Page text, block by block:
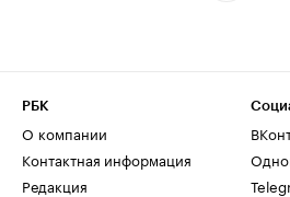
РБК
О компании
Контактная информация
Редакция